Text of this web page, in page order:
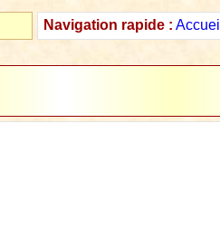
Navigation rapide : Accueil